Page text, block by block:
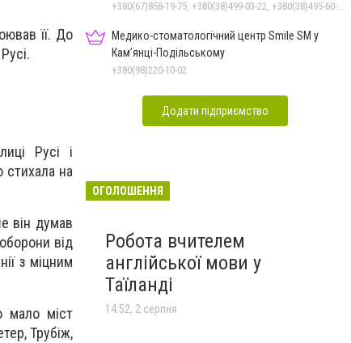
її. До
Русі і
стихала на
він думав
від
з міцним
мало міст
Трубіж,
+380(67)858-19-75, +380(38)499-03-22, +380(38)495-60-27
Медико-стоматологічний центр Smile SM у
Кам’янці-Подільському
+380(98)220-10-02
Додати підприємство
ОГОЛОШЕННЯ
Робота вчителем
англійської мови у
Таїланді
14:52, 2 серпня